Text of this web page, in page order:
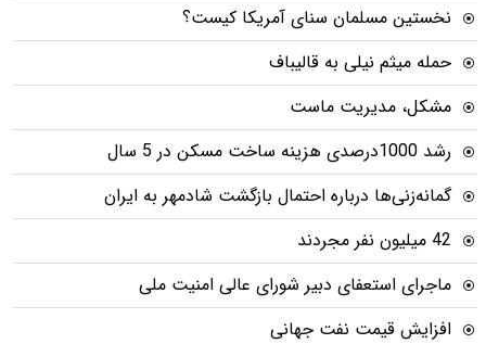
نخستین مسلمان سنای آمریکا کیست؟
حمله میثم نیلی به قالیباف
مشکل، مدیریت ماست
رشد 1000درصدی هزینه ساخت مسکن در 5 سال
گمانه‌زنی‌ها درباره احتمال بازگشت شادمهر به ایران
42 میلیون نفر مجردند
ماجرای استعفای دبیر شورای عالی امنیت ملی
افزایش قیمت نفت جهانی